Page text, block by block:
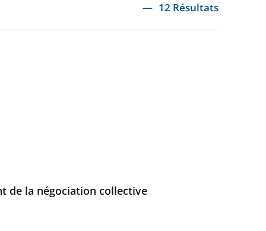
12 Résultats
de la négociation collective